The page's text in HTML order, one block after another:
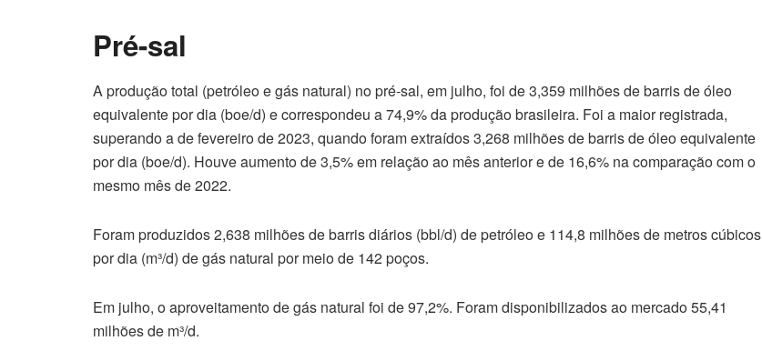
Pré-sal
A produção total (petróleo e gás natural) no pré-sal, em julho, foi de 3,359 milhões de barris de óleo
equivalente por dia (boe/d) e correspondeu a 74,9% da produção brasileira. Foi a maior registrada,
superando a de fevereiro de 2023, quando foram extraídos 3,268 milhões de barris de óleo equivalente
por dia (boe/d). Houve aumento de 3,5% em relação ao mês anterior e de 16,6% na comparação com o
mesmo mês de 2022.
Foram produzidos 2,638 milhões de barris diários (bbl/d) de petróleo e 114,8 milhões de metros cúbicos
por dia (m³/d) de gás natural por meio de 142 poços.
Em julho, o aproveitamento de gás natural foi de 97,2%. Foram disponibilizados ao mercado 55,41
milhões de m³/d.